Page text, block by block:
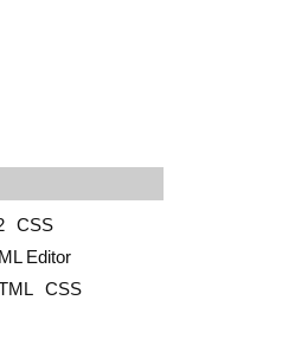
CSS
Editor
CSS